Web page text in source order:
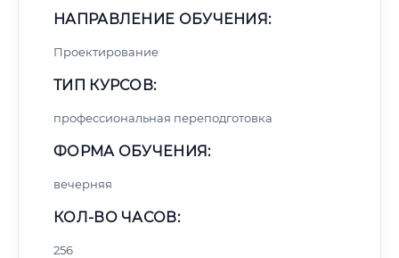
НАПРАВЛЕНИЕ ОБУЧЕНИЯ:
Проектирование
ТИП КУРСОВ:
профессиональная переподготовка
ФОРМА ОБУЧЕНИЯ:
вечерняя
КОЛ-ВО ЧАСОВ:
256